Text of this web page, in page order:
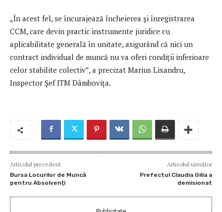
„În acest fel, se încurajează încheierea și înregistrarea
CCM, care devin practic instrumente juridice cu
aplicabilitate generală în unitate, asigurând că nici un
contract individual de muncă nu va oferi condiții inferioare
celor stabilite colectiv”, a precizat Marius Lixandru,
Inspector Șef ITM Dâmbovița.
Articolul precedent
Bursa Locurilor de Muncă
pentru Absolvenți
Articolul următor
Prefectul Claudia Gilia a
demisionat